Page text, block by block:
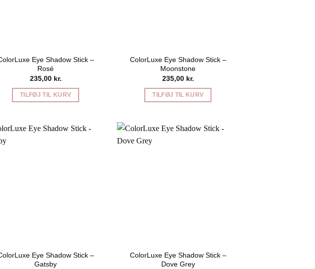
Eye Shadow Stick –
Rosé
235,00 kr.
TILFØJ TIL KURV
ColorLuxe Eye Shadow Stick –
Moonstone
235,00 kr.
TILFØJ TIL KURV
Eye Shadow Stick –
Gatsby
ColorLuxe Eye Shadow Stick –
Dove Grey